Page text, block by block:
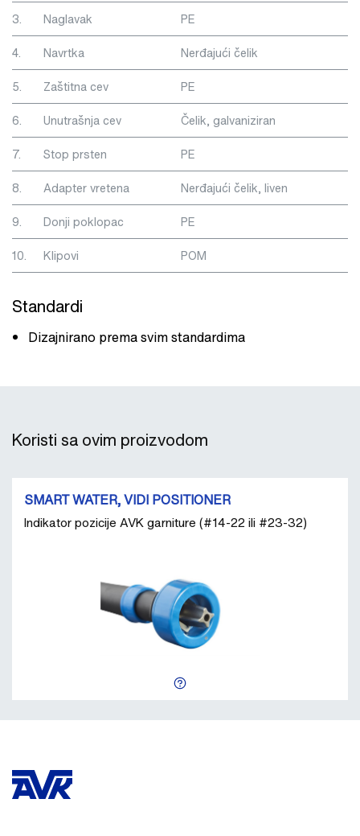
3.
Naglavak
PE
4.
Navrtka
Nerđajući čelik
5.
Zaštitna cev
PE
6.
Unutrašnja cev
Čelik, galvaniziran
7.
Stop prsten
PE
8.
Adapter vretena
Nerđajući čelik, liven
9.
Donji poklopac
PE
10.
Klipovi POM
Standardi
Dizajnirano prema svim standardima
Koristi sa ovim proizvodom
SMART WATER, VIDI POSITIONER
Indikator pozicije AVK garniture (#14-22 ili #23-32)